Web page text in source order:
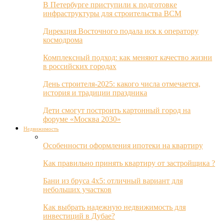
В Петербурге приступили к подготовке
инфраструктуры для строительства ВСМ
Дирекция Восточного подала иск к оператору
космодрома
Комплексный подход: как меняют качество жизни
в российских городах
День строителя-2025: какого числа отмечается,
история и традиции праздника
Дети смогут построить картонный город на
форуме «Москва 2030»
Недвижимость
Особенности оформления ипотеки на квартиру
Как правильно принять квартиру от застройщика ?
Бани из бруса 4х5: отличный вариант для
небольших участков
Как выбрать надежную недвижимость для
инвестиций в Дубае?